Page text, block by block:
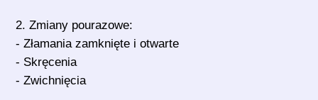
2. Zmiany pourazowe:
- Złamania zamknięte i otwarte
- Skręcenia
- Zwichnięcia